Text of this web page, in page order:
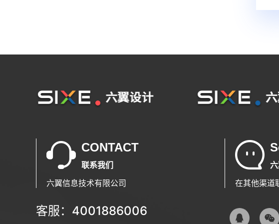
CONTACT
联系我们
六翼信息技术有限公司
客服：4001886006
在其他渠道